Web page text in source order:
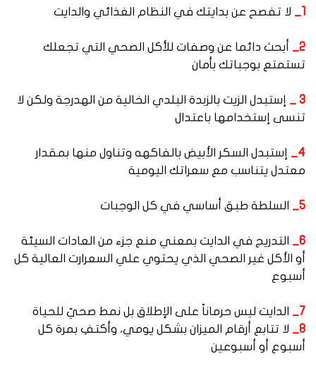
1_ لا تفصح عن بدايتك في النظام الغذائي والدايت
2_
أبحث دائما عن وصفات للأكل الصحي التي تجعلك
تستمتع بوجباتك بأمان
3 _
إستبدل الزيت بالزبدة البلدي الخالية من الهدرجة ولكن لا
تنسى إستخدامها باعتدال
4_
إستبدل السكر الأبيض بالفاكهه وتناول منها بمقدار
معتدل يتناسب مع سعراتك اليومية
5_ السلطة طبق أساسي في كل الوجبات
6_
التدريج في الدايت بمعني منع جزء من العادات السيئة
أو الأكل غير الصحي الذي يحتوي علي السعرارت العالية كل
أسبوع
7_
الدايت ليس حرماناً على الإطلاق بل نمط صحيّ للحياة
8_
لا تتابع أرقام الميزان بشكل يومي، وأكتفِ بمرة كل
أسبوع أو أسبوعين